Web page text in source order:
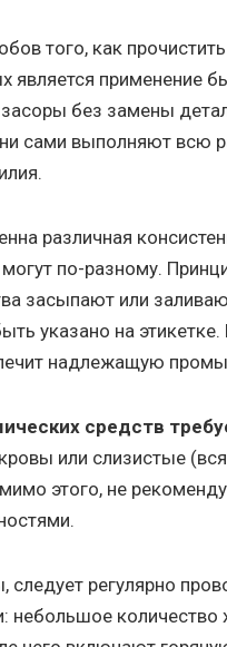
того, как
является применение
без замены
сами выполняют всю
различная
по-разному.
засыпают или
указано на
надлежащую
средств
или слизистые
этого, не
следует регулярно
количество